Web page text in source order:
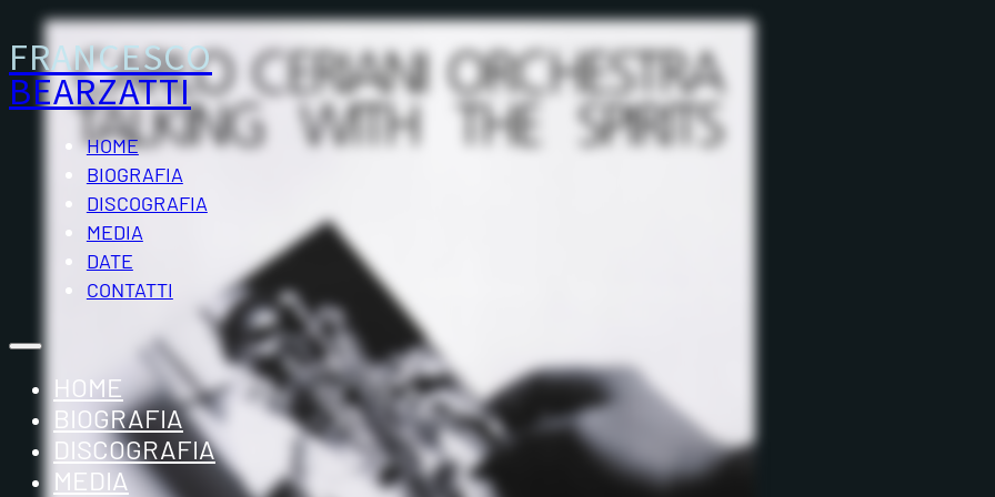
FRANCESCO
BEARZATTI
HOME
BIOGRAFIA
DISCOGRAFIA
MEDIA
DATE
CONTATTI
HOME
BIOGRAFIA
DISCOGRAFIA
MEDIA